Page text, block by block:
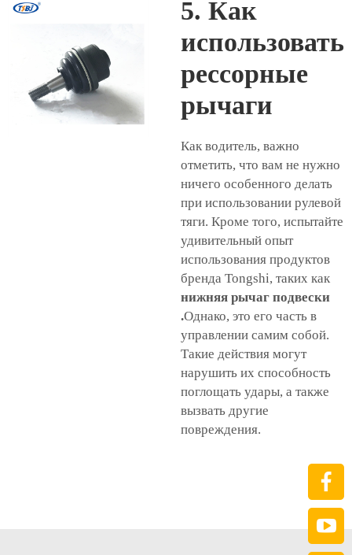
5. Как
использовать
рессорные
рычаги
Как водитель, важно
отметить, что вам не нужно
ничего особенного делать
при использовании рулевой
тяги. Кроме того, испытайте
удивительный опыт
использования продуктов
бренда Tongshi, таких как
нижняя рычаг подвески
.Однако, это его часть в
управлении самим собой.
Такие действия могут
нарушить их способность
поглощать удары, а также
вызвать другие
повреждения.